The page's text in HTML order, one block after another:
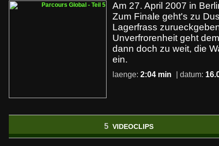
Am 27. April 2007 in
Zum Finale geht's zu
Lagerfrass
Unverfrorenheit geht
dann doch zu weit, die
ein.
laenge: 2:04 min | datum:
5 VIDEOCLIPS